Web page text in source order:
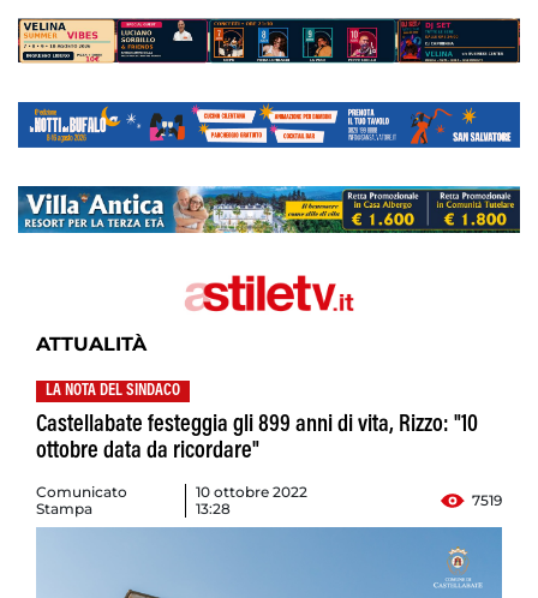
ATTUALITÀ
LA NOTA DEL SINDACO
Castellabate festeggia gli 899 anni di vita, Rizzo: "10
ottobre data da ricordare"
Comunicato
Stampa
10 ottobre 2022
13:28
7519